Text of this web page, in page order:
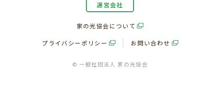
運営会社
家の光協会について
プライバシーポリシー お問い合わせ
© 一般社団法人 家の光協会